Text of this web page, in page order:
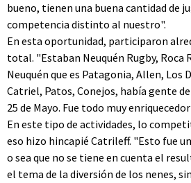
bueno, tienen una buena cantidad de
competencia distinto al nuestro".
En esta oportunidad, participaron
total. "Estaban Neuquén Rugby, Roca
Neuquén que es Patagonia, Allen, Los
Catriel, Patos, Conejos, había gente
25 de Mayo. Fue todo muy
En este tipo de actividades, lo
eso hizo hincapié Catrileff. "Esto fue
o sea que no se tiene en cuenta el
el tema de la diversión de los nenes,